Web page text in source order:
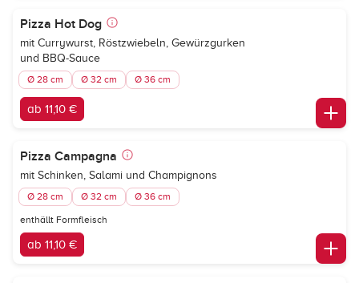
Pizza Hot Dog
mit Currywurst, Röstzwiebeln, Gewürzgurken
und BBQ-Sauce
Ø 28 cm Ø 32 cm Ø 36 cm
ab 11,10 €
Pizza Campagna
mit Schinken, Salami und Champignons
Ø 28 cm Ø 32 cm Ø 36 cm
enthällt Formfleisch
ab 11,10 €